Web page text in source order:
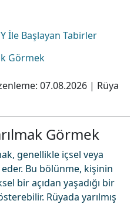
İle Başlayan Tabirler
Görmek
07.08.2026 | Rüya
Görmek
genellikle içsel veya
Bu bölünme, kişinin
bir açıdan yaşadığı bir
Rüyada yarılmış